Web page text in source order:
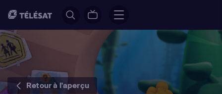
Retour à l'aperçu